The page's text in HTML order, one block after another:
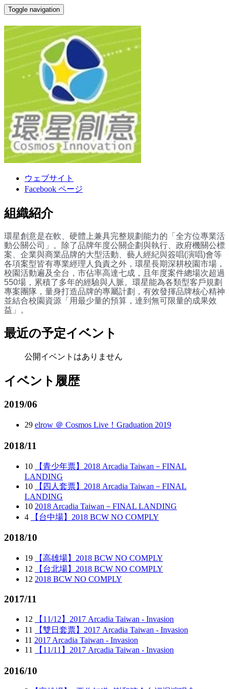
Toggle navigation
ウェブサイト
Facebook ページ
組織紹介
環星創意是在軟、硬體上兼具完整規劃能力的「全方位專業活
動公關公司」。除了品牌年度公關企劃與執行、政府機關公標
案、企業與商業品牌的大型活動、藝人經紀與簽唱(演唱)會等
各項案型皆有專業經理人負責之外，環星長期深耕校園市場，
校園活動遍及全台，市佔率高達七成，且年度案件總場次超過
550場，累積了多年的經驗與人脈。環星能為各類型客戶規劃
專案團隊，量身打造品牌的專屬計劃，有效發揮品牌核心精神
並結合校園資源「用最少量的預算，達到無可限量的成果效
益」。
最近の予定イベント
公開イベントはありません
イベント履歴
2019/06
29 elrow ＠ Cosmos Live！Graduation 2019
2018/11
10
【青少年票】2018 Arcadia Taiwan－FINAL
LANDING
10
【四人套票】2018 Arcadia Taiwan－FINAL
LANDING
10 2018 Arcadia Taiwan－FINAL LANDING
4
【台中場】2018 BCW NO COMPLY
2018/10
19
【高雄場】2018 BCW NO COMPLY
12
【台北場】2018 BCW NO COMPLY
12 2018 BCW NO COMPLY
2017/11
12
【11/12】2017 Arcadia Taiwan - Invasion
11
【雙日套票】2017 Arcadia Taiwan - Invasion
11 2017 Arcadia Taiwan - Invasion
11
【11/11】2017 Arcadia Taiwan - Invasion
2016/10